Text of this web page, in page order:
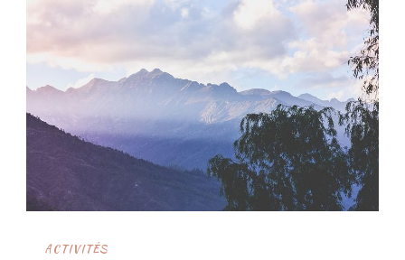
ACTIVITÉS